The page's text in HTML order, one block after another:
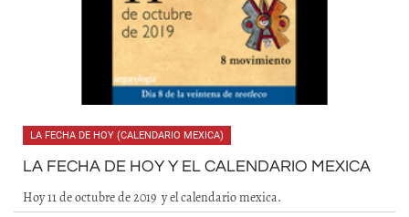
LA FECHA DE HOY (CALENDARIO MEXICA)
LA FECHA DE HOY Y EL CALENDARIO MEXICA
Hoy 11 de octubre de 2019 y el calendario mexica.